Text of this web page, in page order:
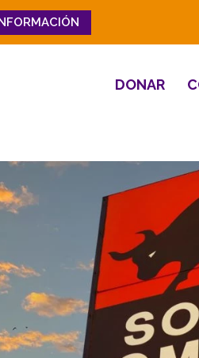
Close
DONAR
e Innovación
Laboral
Hacia el Éxito
Familiar y Comunitario